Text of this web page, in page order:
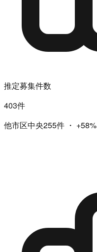
推定募集件数
403件
他市区中央255件 ・ +58%